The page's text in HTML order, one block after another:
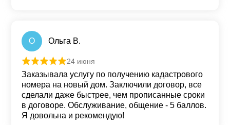
О Ольга В.
Оценка
24 июня
Заказывала услугу по получению кадастрового
номера на новый дом. Заключили договор, все
сделали даже быстрее, чем прописанные сроки
в договоре. Обслуживание, общение - 5 баллов.
Я довольна и рекомендую!